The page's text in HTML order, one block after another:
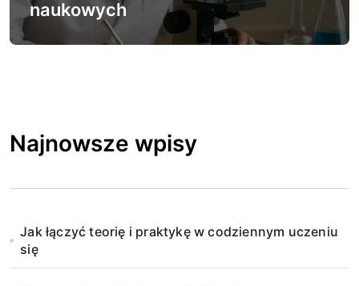
naukowych
Najnowsze wpisy
Jak łączyć teorię i praktykę w codziennym uczeniu
się